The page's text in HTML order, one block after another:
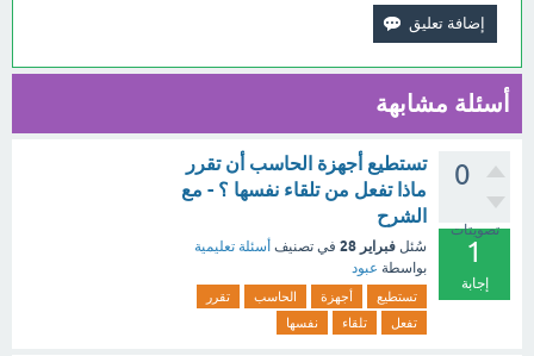
أسئلة مشابهة
0
تصويتات
1
إجابة
تستطيع أجهزة الحاسب أن تقرر
ماذا تفعل من تلقاء نفسها ؟ - مع
الشرح
سُئل فبراير 28 في تصنيف أسئلة تعليمية
بواسطة عبود
تستطيع أجهزة الحاسب
تقرر
تفعل
تلقاء نفسها